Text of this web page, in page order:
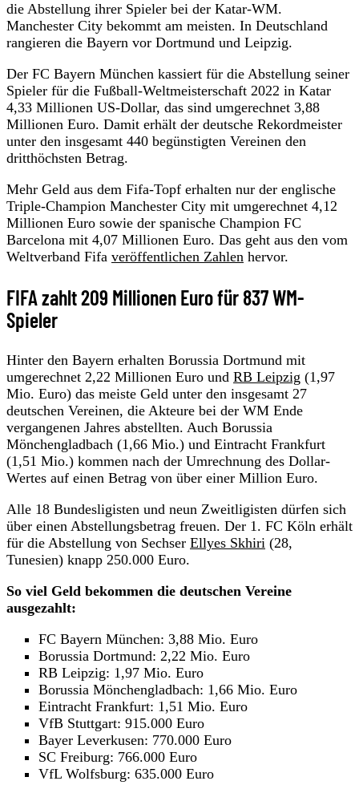
die Abstellung ihrer Spieler bei der Katar-WM.
Manchester City bekommt am meisten. In Deutschland
rangieren die Bayern vor Dortmund und Leipzig.
Der FC Bayern München kassiert für die Abstellung seiner
Spieler für die Fußball-Weltmeisterschaft 2022 in Katar
4,33 Millionen US-Dollar, das sind umgerechnet 3,88
Millionen Euro. Damit erhält der deutsche Rekordmeister
unter den insgesamt 440 begünstigten Vereinen den
dritthöchsten Betrag.
Mehr Geld aus dem Fifa-Topf erhalten nur der englische
Triple-Champion Manchester City mit umgerechnet 4,12
Millionen Euro sowie der spanische Champion FC
Barcelona mit 4,07 Millionen Euro. Das geht aus den vom
Weltverband Fifa veröffentlichen Zahlen hervor.
FIFA zahlt 209 Millionen Euro für 837 WM-
Spieler
Hinter den Bayern erhalten Borussia Dortmund mit
umgerechnet 2,22 Millionen Euro und RB Leipzig (1,97
Mio. Euro) das meiste Geld unter den insgesamt 27
deutschen Vereinen, die Akteure bei der WM Ende
vergangenen Jahres abstellten. Auch Borussia
Mönchengladbach (1,66 Mio.) und Eintracht Frankfurt
(1,51 Mio.) kommen nach der Umrechnung des Dollar-
Wertes auf einen Betrag von über einer Million Euro.
Alle 18 Bundesligisten und neun Zweitligisten dürfen sich
über einen Abstellungsbetrag freuen. Der 1. FC Köln erhält
für die Abstellung von Sechser Ellyes Skhiri (28,
Tunesien) knapp 250.000 Euro.
So viel Geld bekommen die deutschen Vereine
ausgezahlt:
FC Bayern München: 3,88 Mio. Euro
Borussia Dortmund: 2,22 Mio. Euro
RB Leipzig: 1,97 Mio. Euro
Borussia Mönchengladbach: 1,66 Mio. Euro
Eintracht Frankfurt: 1,51 Mio. Euro
VfB Stuttgart: 915.000 Euro
Bayer Leverkusen: 770.000 Euro
SC Freiburg: 766.000 Euro
VfL Wolfsburg: 635.000 Euro